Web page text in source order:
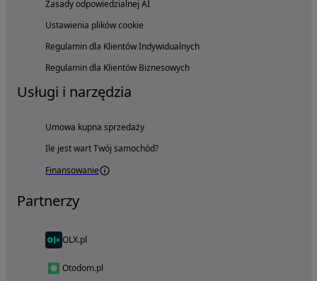
Zasady odpowiedzialnej AI
Ustawienia plików cookie
Regulamin dla Klientów Indywidualnych
Regulamin dla Klientów Biznesowych
Usługi i narzędzia
Umowa kupna sprzedaży
Ile jest wart Twój samochód?
Finansowanie
Partnerzy
OLX.pl
Otodom.pl